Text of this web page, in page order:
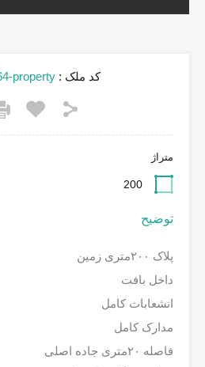
کد ملک : RH-14864-property
متراژ
200
توضیح
پلاک ۲۰۰متری زمین
داخل بافت
انشعابات کامل
مدارک کامل
فاصله ۲۰متری جاده اصلی